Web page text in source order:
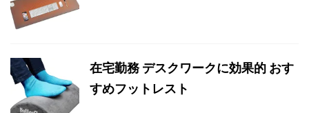
在宅勤務 デスクワークに効果的 おす
すめフットレスト